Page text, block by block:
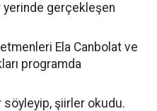
gerçekleşen
Ela Canbolat ve
programda
söyleyip, şiirler okudu.